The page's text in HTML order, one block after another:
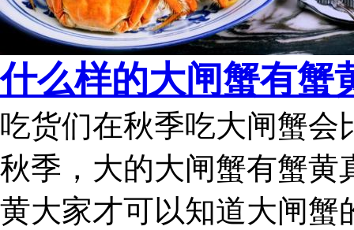
什么样的大闸蟹有蟹
吃货们在秋季吃大闸蟹会
秋季，大的大闸蟹有蟹黄
黄大家才可以知道大闸